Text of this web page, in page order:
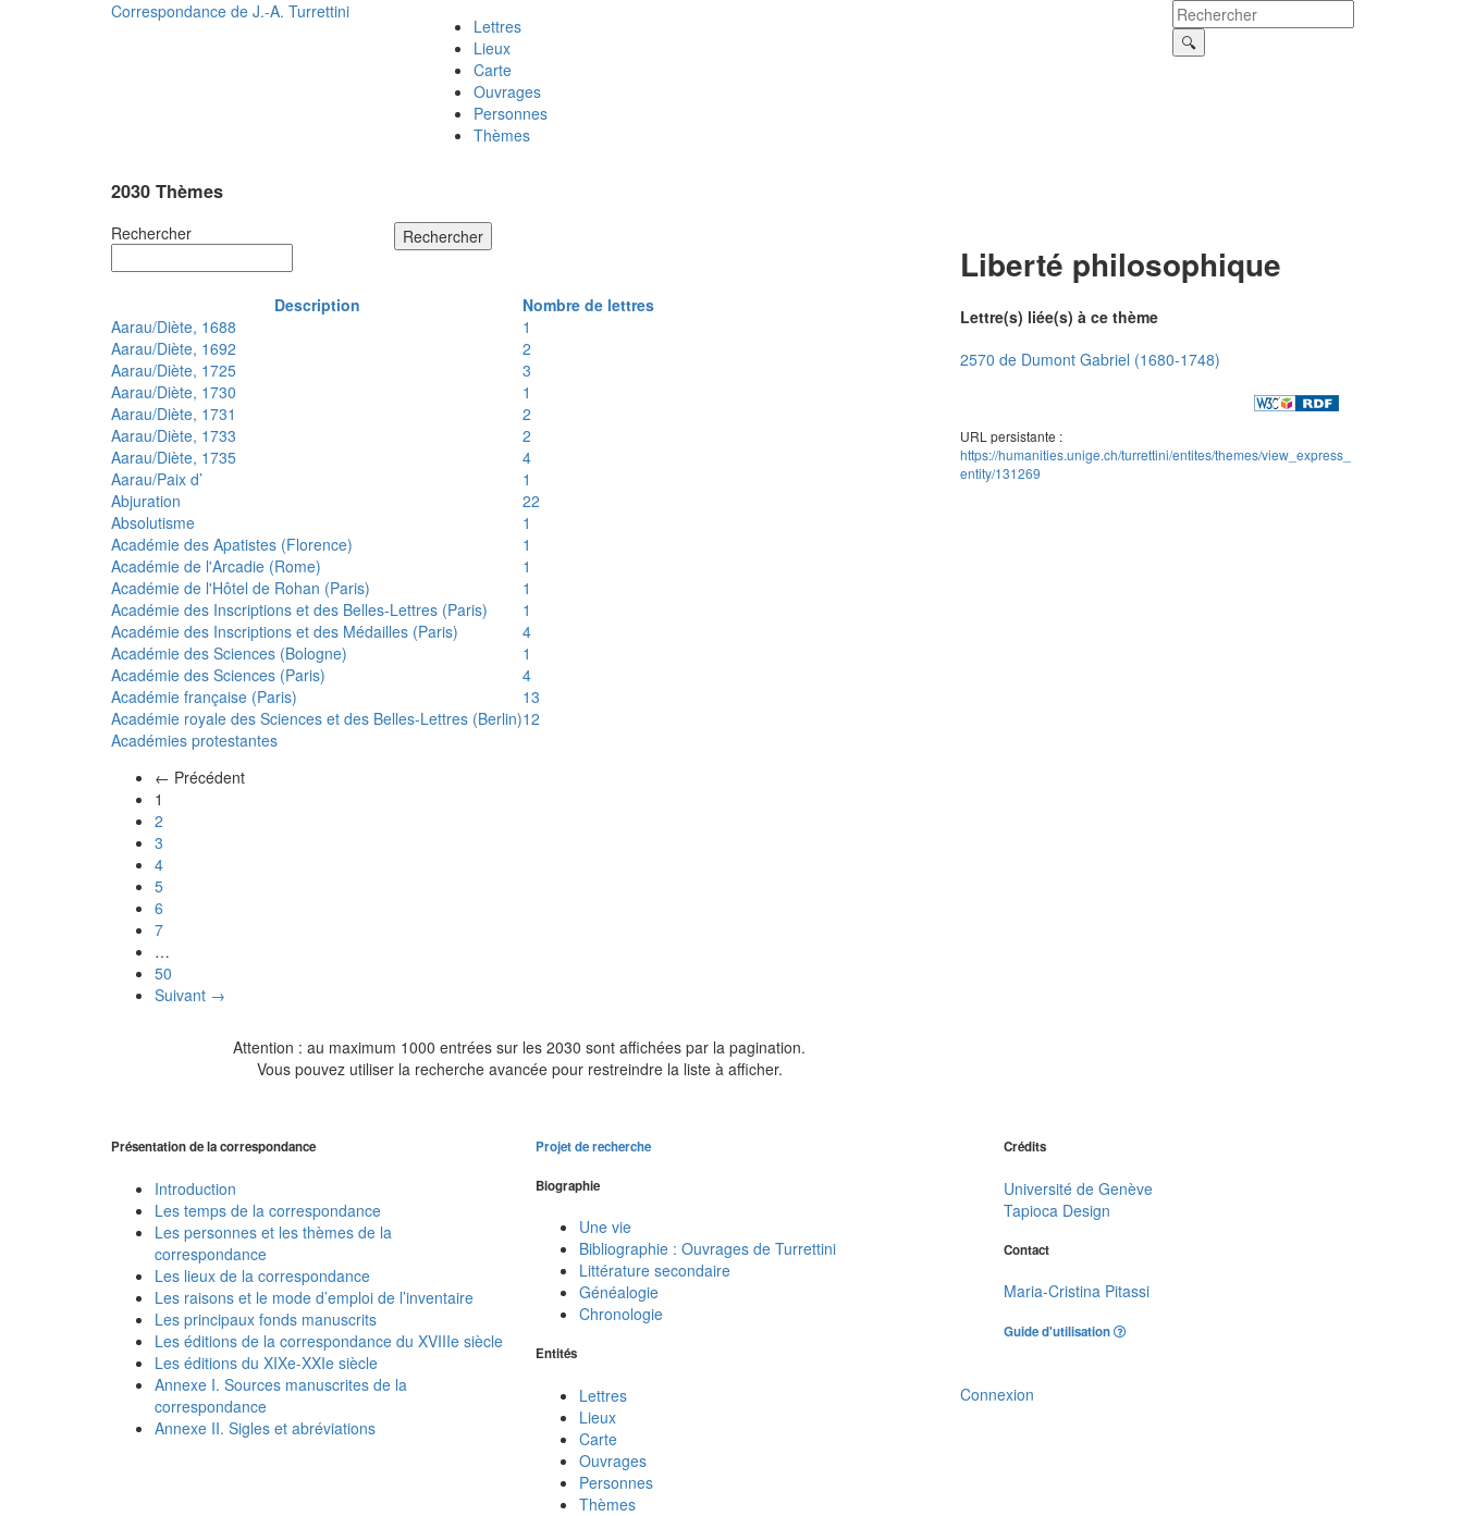
Correspondance de J.-A. Turrettini
Lettres
Lieux
Carte
Ouvrages
Personnes
Thèmes
2030 Thèmes
Rechercher Rechercher
Description
Nombre de lettres
Aarau/Diète, 1688
1
Aarau/Diète, 1692
2
Aarau/Diète, 1725
3
Aarau/Diète, 1730
1
Aarau/Diète, 1731
2
Aarau/Diète, 1733
2
Aarau/Diète, 1735
4
Aarau/Paix d’
1
Abjuration
22
Absolutisme
1
Académie des Apatistes (Florence)
1
Académie de l'Arcadie (Rome)
1
Académie de l'Hôtel de Rohan (Paris)
1
Académie des Inscriptions et des Belles-Lettres (Paris)
1
Académie des Inscriptions et des Médailles (Paris)
4
Académie des Sciences (Bologne)
1
Académie des Sciences (Paris)
4
Académie française (Paris)
13
Académie royale des Sciences et des Belles-Lettres (Berlin)12
Académies protestantes
← Précédent
1
2
3
4
5
6
7
…
50
Suivant →
Attention : au maximum 1000 entrées sur les 2030 sont affichées par la pagination.
Vous pouvez utiliser la recherche avancée pour restreindre la liste à afficher.
Liberté philosophique
Lettre(s) liée(s) à ce thème
2570 de Dumont Gabriel (1680-1748)
URL persistante :
https://humanities.unige.ch/turrettini/entites/themes/view_express_
entity/131269
Présentation de la correspondance
Introduction
Les temps de la correspondance
Les personnes et les thèmes de la
correspondance
Les lieux de la correspondance
Les raisons et le mode d’emploi de l’inventaire
Les principaux fonds manuscrits
Les éditions de la correspondance du XVIIIe siècle
Les éditions du XIXe-XXIe siècle
Annexe I. Sources manuscrites de la
correspondance
Annexe II. Sigles et abréviations
Projet de recherche
Biographie
Une vie
Bibliographie : Ouvrages de Turrettini
Littérature secondaire
Généalogie
Chronologie
Entités
Lettres
Lieux
Carte
Ouvrages
Personnes
Thèmes
Crédits
Université de Genève
Tapioca Design
Contact
Maria-Cristina Pitassi
Guide d'utilisation
Connexion